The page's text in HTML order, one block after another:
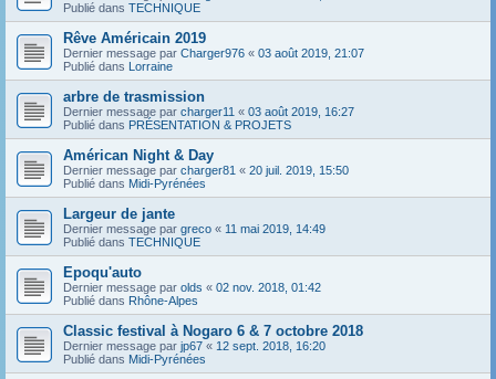
Publié dans TECHNIQUE
Rêve Américain 2019
Dernier message par Charger976 « 03 août 2019, 21:07
Publié dans Lorraine
arbre de trasmission
Dernier message par charger11 « 03 août 2019, 16:27
Publié dans PRÉSENTATION & PROJETS
Américan Night & Day
Dernier message par charger81 « 20 juil. 2019, 15:50
Publié dans Midi-Pyrénées
Largeur de jante
Dernier message par greco « 11 mai 2019, 14:49
Publié dans TECHNIQUE
Epoqu'auto
Dernier message par olds « 02 nov. 2018, 01:42
Publié dans Rhône-Alpes
Classic festival à Nogaro 6 & 7 octobre 2018
Dernier message par jp67 « 12 sept. 2018, 16:20
Publié dans Midi-Pyrénées